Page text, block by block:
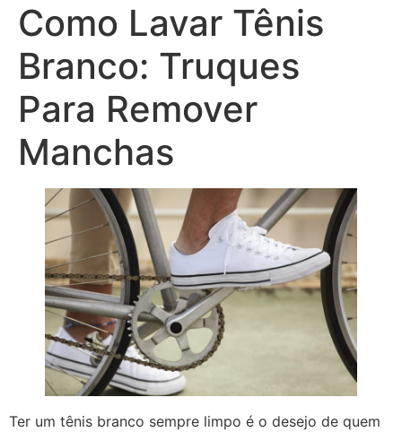
Como Lavar Tênis
Branco: Truques
Para Remover
Manchas
Ter um tênis branco sempre limpo é o desejo de quem